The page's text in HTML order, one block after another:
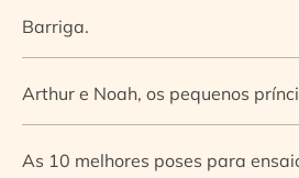
Barriga.
Arthur e Noah, os pequenos
As 10 melhores poses para